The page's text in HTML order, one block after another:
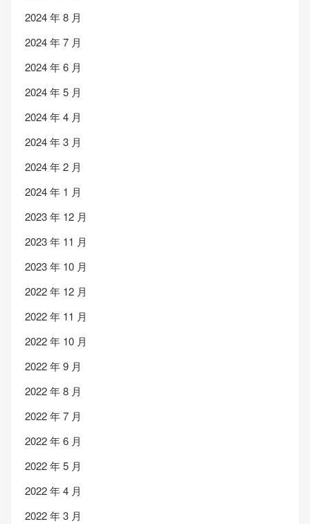
2024 年 8 月
2024 年 7 月
2024 年 6 月
2024 年 5 月
2024 年 4 月
2024 年 3 月
2024 年 2 月
2024 年 1 月
2023 年 12 月
2023 年 11 月
2023 年 10 月
2022 年 12 月
2022 年 11 月
2022 年 10 月
2022 年 9 月
2022 年 8 月
2022 年 7 月
2022 年 6 月
2022 年 5 月
2022 年 4 月
2022 年 3 月